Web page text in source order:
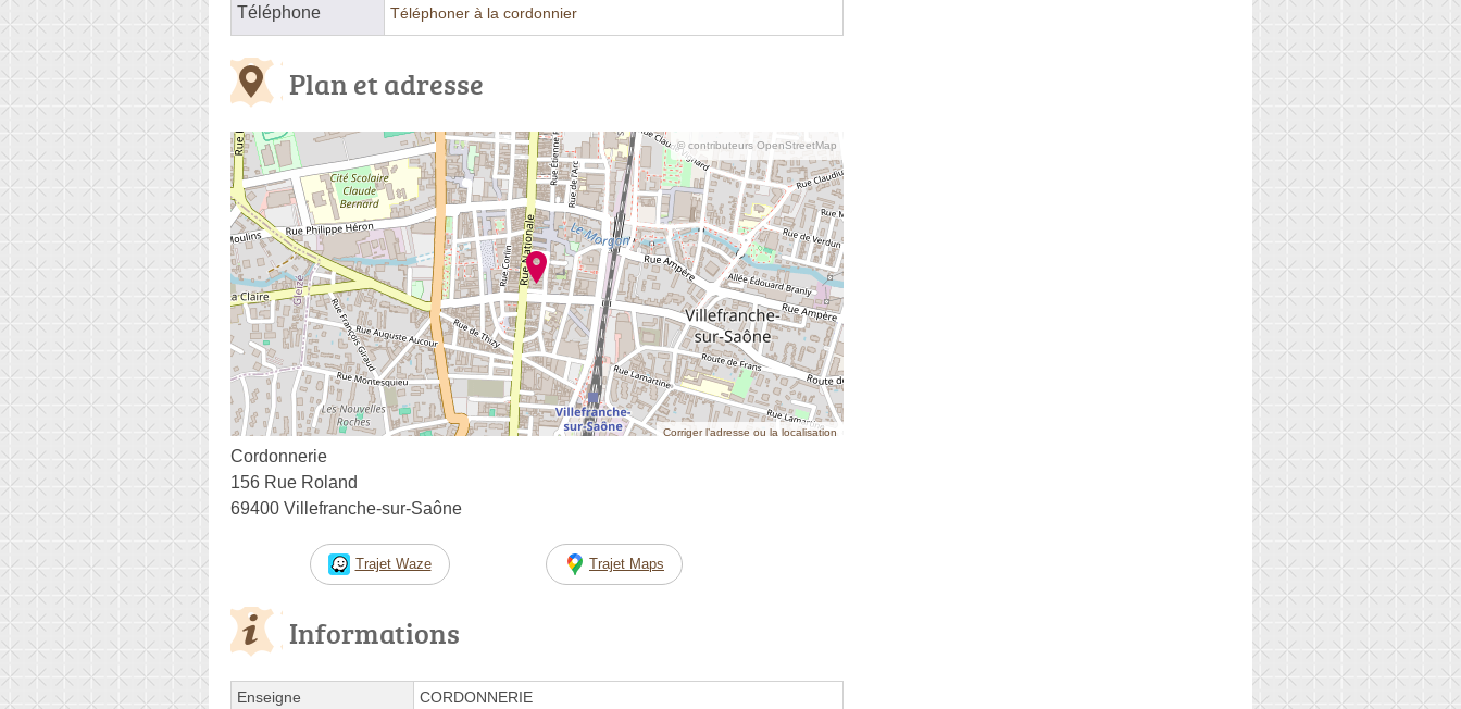
Téléphone Téléphoner à la cordonnier
Plan et adresse
© contributeurs OpenStreetMap
Corriger l’adresse ou la localisation
Cordonnerie
156 Rue Roland
69400 Villefranche-sur-Saône
Trajet Waze Trajet Maps
Informations
Enseigne CORDONNERIE